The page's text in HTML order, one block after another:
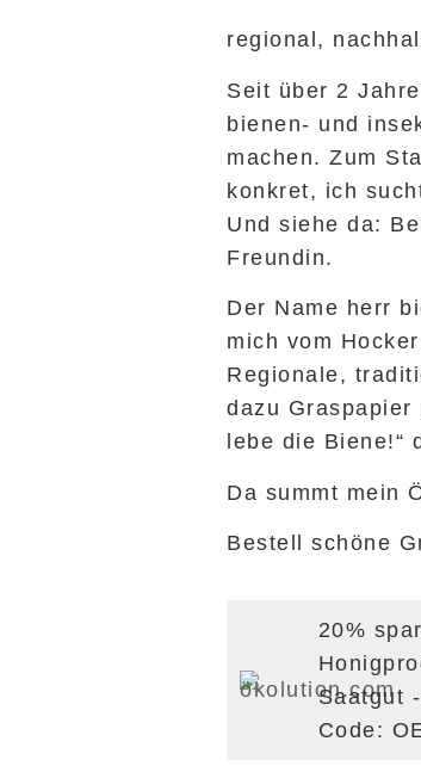
regional,
Seit über 2
bienen- und
machen. Zum
konkret, ich
Und siehe da:
Freundin.
Der Name herr
mich vom
Regionale,
dazu Graspapier
lebe die
Da summt mein
Bestell schöne
20%
Saatgut
Code: